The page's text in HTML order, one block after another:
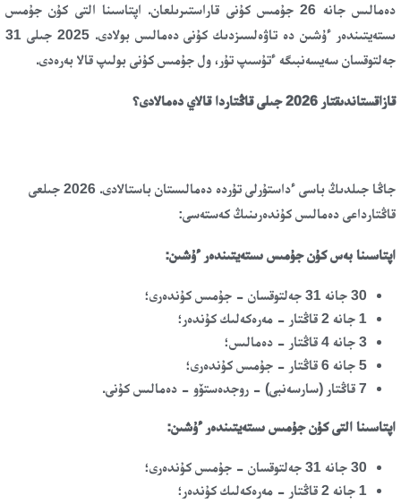
دەمالىس جانە 26 جۇمىس كۇنى قاراستىرىلعان. اپتاسىنا التى كۇن جۇمىس
ىستەيتىندەر ءۇشىن دە تاۋەلسىزدىك كۇنى دەمالىس بولادى. 2025 جىلى 31
جەلتوقسان سەيسەنبىگە ءتۇسىپ تۇر، ول جۇمىس كۇنى بولىپ قالا بەرەدى.
قازاقستاندىقتار 2026 جىلى قاڭتاردا قالاي دەمالادى؟
جاڭا جىلدىڭ باسى ءداستۇرلى تۇردە دەمالىستان باستالادى. 2026 جىلعى
قاڭتارداعى دەمالىس كۇندەرىنىڭ كەستەسى:
اپتاسىنا بەس كۇن جۇمىس ىستەيتىندەر ءۇشىن:
30 جانە 31 جەلتوقسان - جۇمىس كۇندەرى؛
1 جانە 2 قاڭتار - مەرەكەلىك كۇندەر؛
3 جانە 4 قاڭتار - دەمالىس؛
5 جانە 6 قاڭتار - جۇمىس كۇندەرى؛
7 قاڭتار (سارسەنبى) - روجدەستۆو - دەمالىس كۇنى.
اپتاسىنا التى كۇن جۇمىس ىستەيتىندەر ءۇشىن:
30 جانە 31 جەلتوقسان - جۇمىس كۇندەرى؛
1 جانە 2 قاڭتار - مەرەكەلىك كۇندەر؛